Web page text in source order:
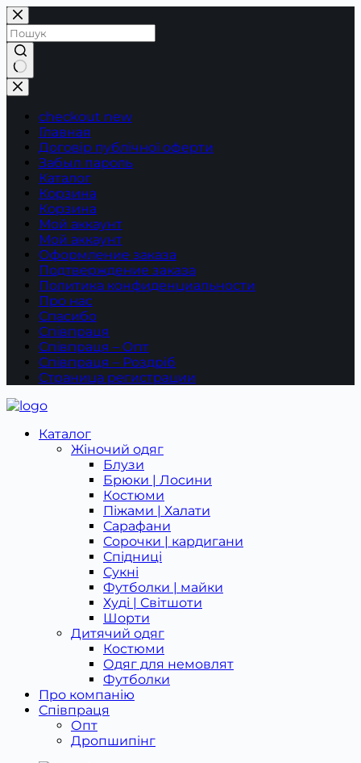
Перейти
до
вмісту
Немає
результатів
checkout new
Главная
Договір публічної оферти
Забыл пароль
Каталог
Корзина
Корзина
Мой аккаунт
Мой аккаунт
Оформление заказа
Подтверждение заказа
Политика конфиденциальности
Про нас
Спасибо
Співпраця
Співпраця – Опт
Співпраця – Роздріб
Страница регистрации
Каталог
Жіночий одяг
Блузи
Брюки | Лосини
Костюми
Піжами | Халати
Сарафани
Сорочки | кардигани
Спідниці
Сукні
Футболки | майки
Худі | Світшоти
Шорти
Дитячий одяг
Костюми
Одяг для немовлят
Футболки
Про компанію
Співпраця
Опт
Дропшипінг